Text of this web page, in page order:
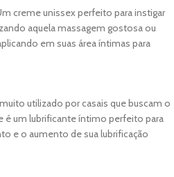
creme unissex perfeito para instigar
aquela massagem gostosa ou
em suas área íntimas para
utilizado por casais que buscam o
é um lubrificante íntimo perfeito para
e o aumento de sua lubrificação